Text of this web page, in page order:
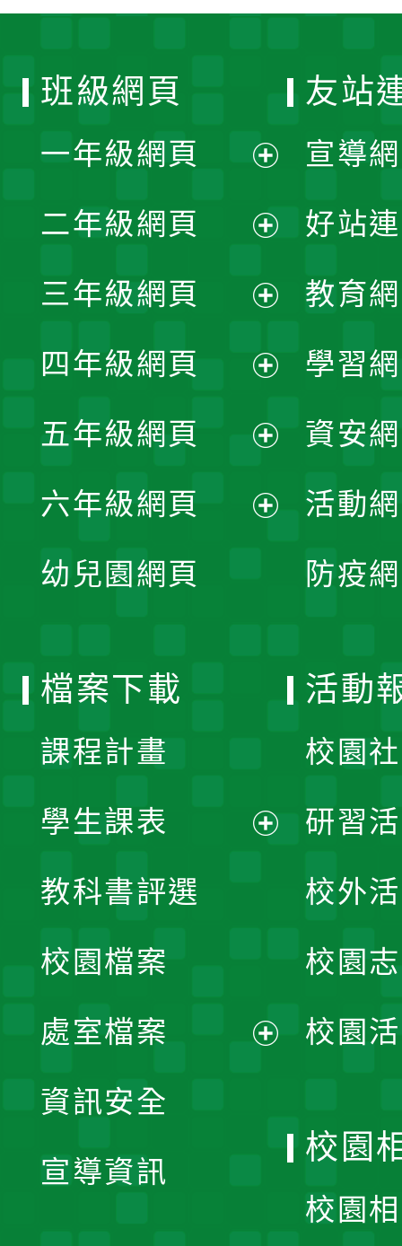
班級網頁
一年級網頁
開
選
單
二年級網頁
開
選
單
三年級網頁
開
選
單
四年級網頁
開
選
五年級網頁
開
六年級網頁
幼兒園網頁
友站
宣導
好站
教育
學習
資安
活動
防疫
檔案下載
課程計畫
學生課表
單
教科書評選
校園檔案
處室檔案
資訊安全
宣導資訊
活動
校園
研習
校外
校園
校園
校園
校園